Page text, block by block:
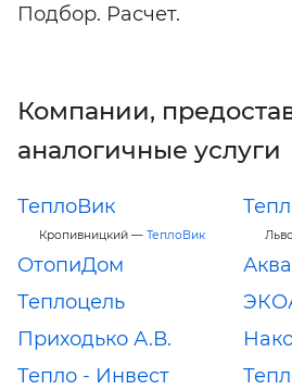
Подбор. Расчет.
Компании,
аналогичные услуги
ТеплоВик
Кропивницкий — ТеплоВик
ОтопиДом
Теплоцель
Приходько А.В.
Тепло - Инвест